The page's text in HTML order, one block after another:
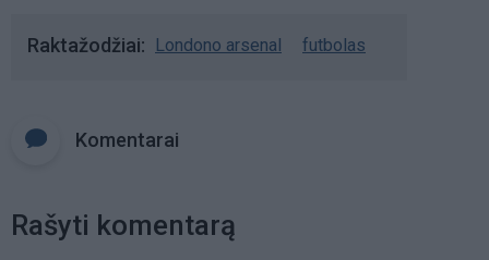
Raktažodžiai Londono arsenal futbolas
Komentarai
Rašyti komentarą